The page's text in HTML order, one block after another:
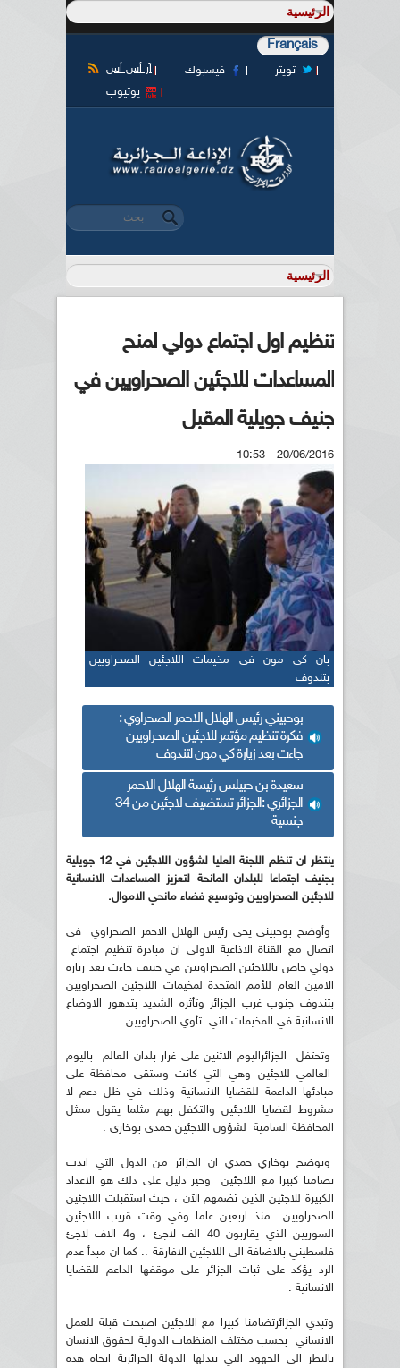
Français
آر أس أس فيسبوك
تويتر
يوتيوب
استمارة البحث
‏بحث ‏
تنظيم اول اجتماع دولي لمنح
المساعدات للاجئين الصحراويين في
جنيف جويلية المقبل
20/06/2016 - 10:53
بان كي مون في مخيمات اللاجئين الصحراويين
بتندوف
بوحبيني رئيس الهلال الاحمر الصحراوي :
فكرة تنظيم مؤتمر للاجئين الصحراويين
جاءت بعد زيارة كي مون لتندوف
سعيدة بن حبيلس رئيسة الهلال الاحمر
الجزائري :الجزائر تستضيف لاجئين من 34
جنسية
ينتظر ان تنظم اللجنة العليا لشؤون اللاجئين في 12 جويلية
بجنيف اجتماعا للبلدان المانحة لتعزيز المساعدات الانسانية
للاجئين الصحراويين وتوسيع فضاء مانحي الاموال.
وأوضح بوحبيني يحي رئيس الهلال الاحمر الصحراوي في
اتصال مع القناة الاذاعية الاولى ان مبادرة تنظيم اجتماع
دولي خاص باللاجئين الصحراويين في جنيف جاءت بعد زيارة
الامين العام للأمم المتحدة لمخيمات اللاجئين الصحراويين
بتندوف جنوب غرب الجزائر وتأثره الشديد بتدهور الاوضاع
الانسانية في المخيمات التي تأوي الصحراويين .
وتحتفل الجزائراليوم الاثنين على غرار بلدان العالم باليوم
العالمي للاجئين وهي التي كانت وستقى محافظة على
مبادئها الداعمة للقضايا الانسانية وذلك في ظل دعم لا
مشروط لقضايا اللاجئين والتكفل بهم مثلما يقول ممثل
المحافظة السامية لشؤون اللاجئين حمدي بوخاري .
ويوضح بوخاري حمدي ان الجزائر من الدول التي ابدت
تضامنا كبيرا مع اللاجئين وخير دليل على ذلك هو الاعداد
الكبيرة للاجئين الذين تضمهم الآن ، حيث استقبلت اللاجئين
الصحراويين منذ اربعين عاما وفي وقت قريب اللاجئين
السوريين الذي يقاربون 40 الف لاجئ ، و4 الاف لاجئ
فلسطيني بالاضافة الى اللاجئين الافارقة .. كما ان مبدأ عدم
الرد يؤكد على ثبات الجزائر على موقفها الداعم للقضايا
الانسانية .
وتبدي الجزائرتضامنا كبيرا مع اللاجئين اصبحت قبلة للعمل
الانساني بحسب مختلف المنظمات الدولية لحقوق الانسان
بالنظر الى الجهود التي تبذلها الدولة الجزائرية اتجاه هذه